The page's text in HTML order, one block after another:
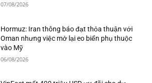
07/08/2026
Hormuz: Iran thông báo đạt thỏa thuận với
Oman nhưng việc mở lại eo biển phụ thuộc
vào Mỹ
06/08/2026